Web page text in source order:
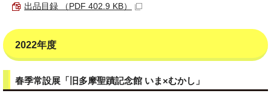
出品目録 （PDF 402.9 KB）
2022年度
春季常設展「旧多摩聖蹟記念館 いま×むかし」